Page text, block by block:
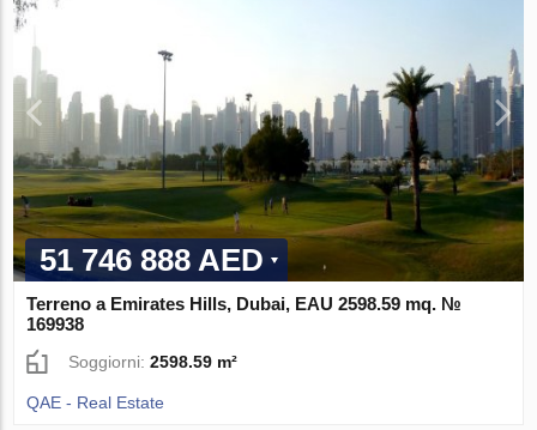
51 746 888 AED
Terreno a Emirates Hills, Dubai, EAU 2598.59 mq. №
169938
Soggiorni:2598.59 m²
QAE - Real Estate